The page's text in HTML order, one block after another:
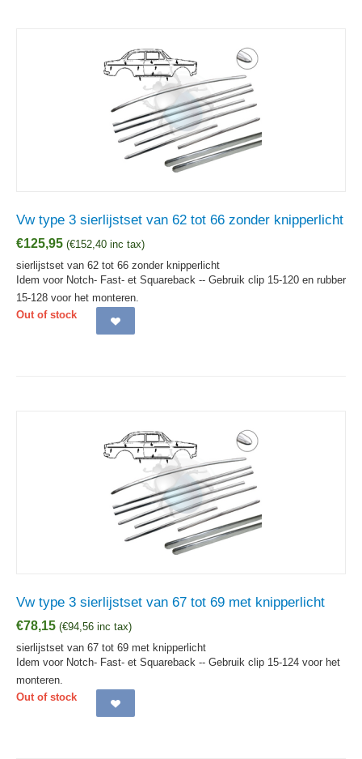
Vw type 3 sierlijstset van 62 tot 66 zonder knipperlicht
€125,95 (€152,40 inc tax)
sierlijstset van 62 tot 66 zonder knipperlicht
Idem voor Notch- Fast- et Squareback -- Gebruik clip 15-120 en rubber
15-128 voor het monteren.
Out of stock
Vw type 3 sierlijstset van 67 tot 69 met knipperlicht
€78,15 (€94,56 inc tax)
sierlijstset van 67 tot 69 met knipperlicht
Idem voor Notch- Fast- et Squareback -- Gebruik clip 15-124 voor het
monteren.
Out of stock